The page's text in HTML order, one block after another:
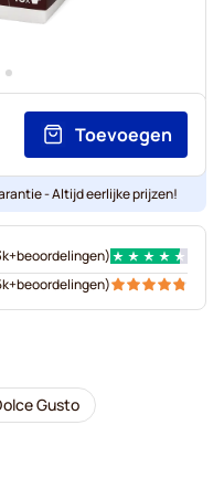
Toevoegen
- Altijd eerlijke prijzen!
beoordelingen)
beoordelingen)
Gusto